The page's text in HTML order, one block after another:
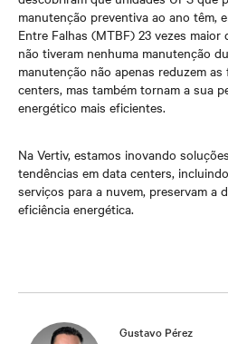
manutenção preventiva ao ano têm,
Entre Falhas (MTBF) 23 vezes
não tiveram nenhuma manutenção
manutenção não apenas reduzem
centers, mas também tornam a sua
energético mais eficientes.
Na Vertiv, estamos inovando
tendências em data centers,
serviços para a nuvem, preservam a
eficiência energética.
Gustavo Pérez